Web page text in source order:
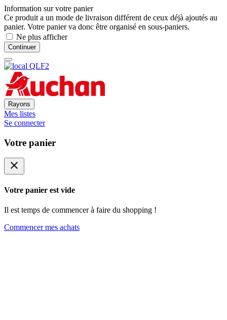
Information sur votre panier
Ce produit a un mode de livraison différent de ceux déjà ajoutés au
panier. Votre panier va donc être organisé en sous-paniers.
Ne plus afficher
Continuer
Rayons
Mes listes
Se connecter
Votre panier
close
Votre panier est vide
Il est temps de commencer à faire du shopping !
Commencer mes achats